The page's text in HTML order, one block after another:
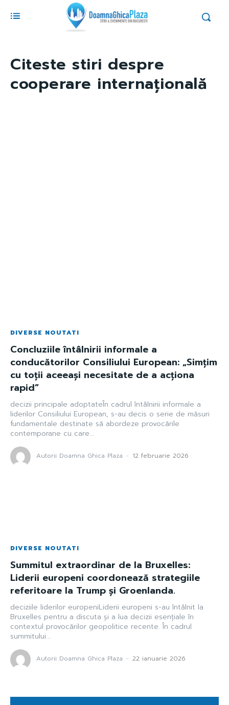
Citeste stiri despre
cooperare internațională
DIVERSE NOUTATI
Concluziile întâlnirii informale a
conducătorilor Consiliului European: „Simţim
cu toţii aceeaşi necesitate de a acţiona
rapid”
decizii principale adoptateÎn cadrul întâlnirii informale a
liderilor Consiliului European, s-au decis o serie de măsuri
fundamentale destinate să abordeze provocările
contemporane cu care...
Autorii Doamna Ghica Plaza - 12 februarie 2026
DIVERSE NOUTATI
Summitul extraordinar de la Bruxelles:
Liderii europeni coordonează strategiile
referitoare la Trump și Groenlanda.
deciziile liderilor europeniLiderii europeni s-au întâlnit la
Bruxelles pentru a discuta și a lua decizii esențiale în
contextul provocărilor geopolitice recente. În cadrul
summitului...
Autorii Doamna Ghica Plaza - 22 ianuarie 2026